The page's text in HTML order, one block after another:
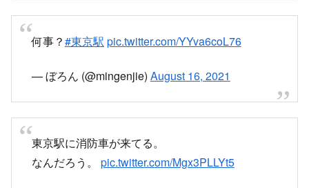
何事？#東京駅 pic.twitter.com/YYva6coL76
— ぼろん (@mingenjie) August 16, 2021
東京駅に消防車が来てる。
なんだろう。 pic.twitter.com/Mgx3PLLYt5